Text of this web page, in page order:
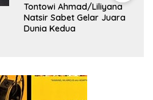
Tontowi Ahmad/Liliyana
Natsir Sabet Gelar Juara
Dunia Kedua